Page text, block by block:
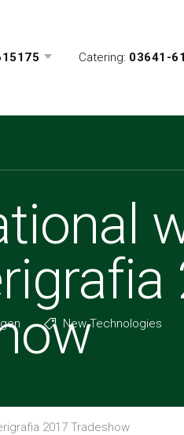
Catering: 03641-
2017 Tradeshow
New Technologies